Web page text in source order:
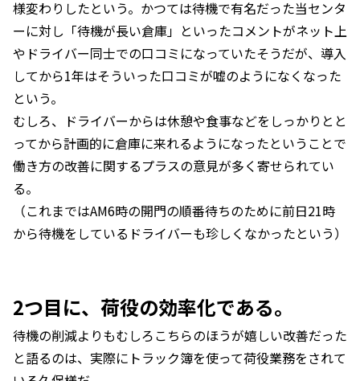
様変わりしたという。かつては待機で有名だった当センタ
ーに対し「待機が長い倉庫」といったコメントがネット上
やドライバー同士での口コミになっていたそうだが、導入
してから1年はそういった口コミが嘘のようになくなった
という。
むしろ、ドライバーからは休憩や食事などをしっかりとと
ってから計画的に倉庫に来れるようになったということで
働き方の改善に関するプラスの意見が多く寄せられてい
る。
（これまではAM6時の開門の順番待ちのために前日21時
から待機をしているドライバーも珍しくなかったという）
2つ目に、荷役の効率化である。
待機の削減よりもむしろこちらのほうが嬉しい改善だった
と語るのは、実際にトラック簿を使って荷役業務をされて